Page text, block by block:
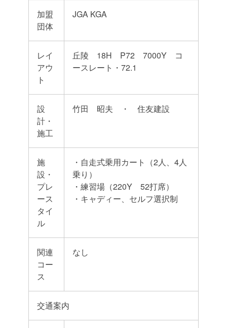
加盟
団体
JGA KGA
レイ
アウ
ト
丘陵 18H P72 7000Y コ
ースレート・72.1
設
計・
施工
竹田 昭夫 ・ 住友建設
施
設・
プレ
ース
タイ
ル
・自走式乗用カート（2人、4人
乗り）
・練習場（220Y 52打席）
・キャディー、セルフ選択制
関連
コー
ス
なし
交通案内